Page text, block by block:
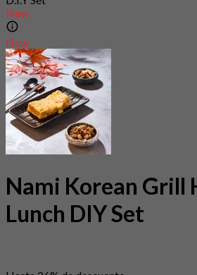
New
New
Nami Korean Grill
Lunch DIY Set